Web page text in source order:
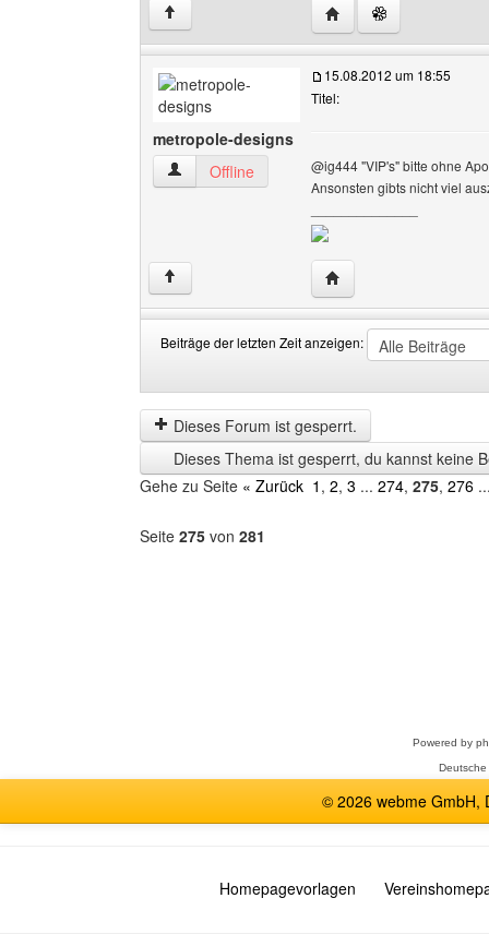
↑ Website dieses
metropole-designs
metropole-designs Benutzer-Profile anzeigen
Offline
15.08.2012 um 18:55
Titel:
@ig444 "VIP's" bitte ohne
Ansonsten gibts nicht viel
↑ Website dieses
Beiträge der letzten Zeit anzeigen:
der
letzten
Zeit
anzeigen
by
Dieses Forum ist gesperrt.
Dieses Thema ist gesperrt, du kannst keine
Gehe zu Seite « Zurück 1 , 2, 3 ... 274, 275, 276
Seite 275 von 281
Powered by
© 2026 webme GmbH,
Homepagevorlagen